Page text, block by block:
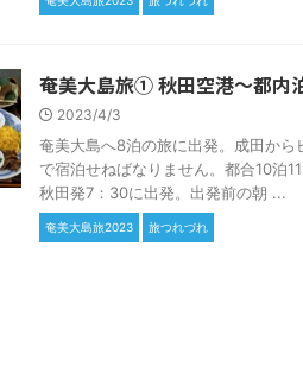
奄美大島旅① 秋田空港～都内
2023/4/3
奄美大島へ8泊の旅に出発。成田か
で宿泊せねばなりません。都合10泊
秋田発7：30に出発。出発前の朝 ...
奄美大島旅2023 旅つれづれ